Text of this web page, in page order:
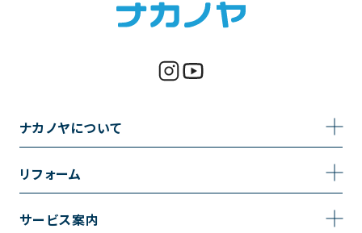
ナカノヤについて
事業内容
リフォーム
トイレのリフォーム
サービス案内